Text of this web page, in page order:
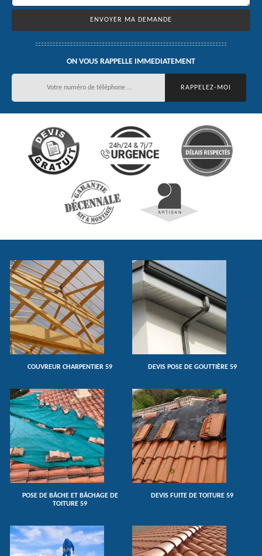
ON VOUS RAPPELLE IMMEDIATEMENT
COUVREUR CHARPENTIER 59 DEVIS POSE DE GOUTTIÈRE 59
POSE DE BÂCHE ET BÂCHAGE DE
TOITURE 59
DEVIS FUITE DE TOITURE 59